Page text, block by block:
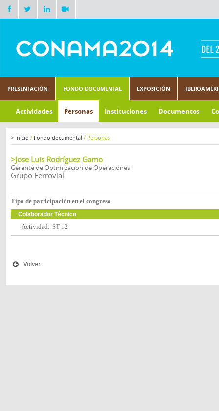
PRESENTACIÓN FONDO DOCUMENTAL EXPOSICIÓN
Actividades Personas Instituciones Documentos
> Inicio / Fondo documental / Personas
>Jose Luis Rodríguez Gamo
Gerente de Optimizacion de Operaciones
Grupo Ferrovial
Tipo de participación en el congreso
Colaborador Técnico
Actividad: ST-12
Volver